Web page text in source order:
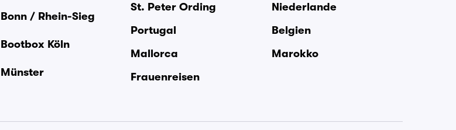
Bonn / Rhein-Sieg
Bootbox Köln
Münster
St. Peter Ording
Niederlande
Portugal
Belgien
Mallorca
Marokko
Frauenreisen